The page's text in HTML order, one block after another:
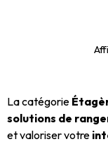
La catégorie
solutions de
et valoriser votre